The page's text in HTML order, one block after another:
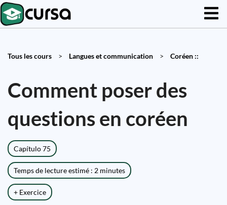
Tous les cours > Langues et communication > Coréen ::
Comment poser des
questions en coréen
Capítulo 75
Temps de lecture estimé : 2 minutes
+ Exercice